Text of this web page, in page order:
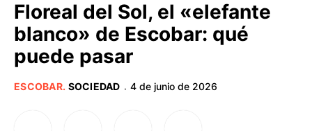
PROVINCIAS
Floreal del Sol, el «elefante
blanco» de Escobar: qué
puede pasar
ESCOBAR. SOCIEDAD · 4 de junio de 2026